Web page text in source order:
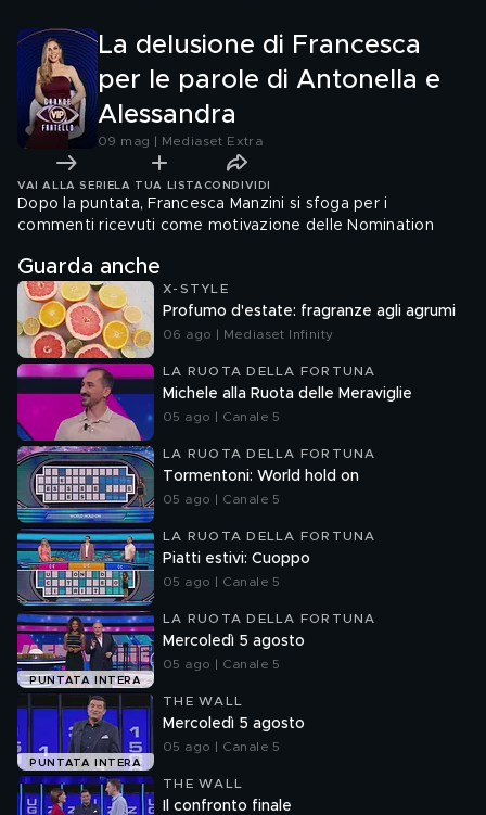
La delusione di Francesca
per le parole di Antonella e
Alessandra
09 mag | Mediaset Extra
VAI ALLA SERIE LA TUA LISTA CONDIVIDI
Dopo la puntata, Francesca Manzini si sfoga per i
commenti ricevuti come motivazione delle Nomination
Guarda anche
X-STYLE
Profumo d'estate: fragranze agli agrumi
06 ago | Mediaset Infinity
LA RUOTA DELLA FORTUNA
Michele alla Ruota delle Meraviglie
05 ago | Canale 5
LA RUOTA DELLA FORTUNA
Tormentoni: World hold on
05 ago | Canale 5
LA RUOTA DELLA FORTUNA
Piatti estivi: Cuoppo
05 ago | Canale 5
PUNTATA INTERA
LA RUOTA DELLA FORTUNA
Mercoledì 5 agosto
05 ago | Canale 5
PUNTATA INTERA
THE WALL
Mercoledì 5 agosto
05 ago | Canale 5
THE WALL
Il confronto finale